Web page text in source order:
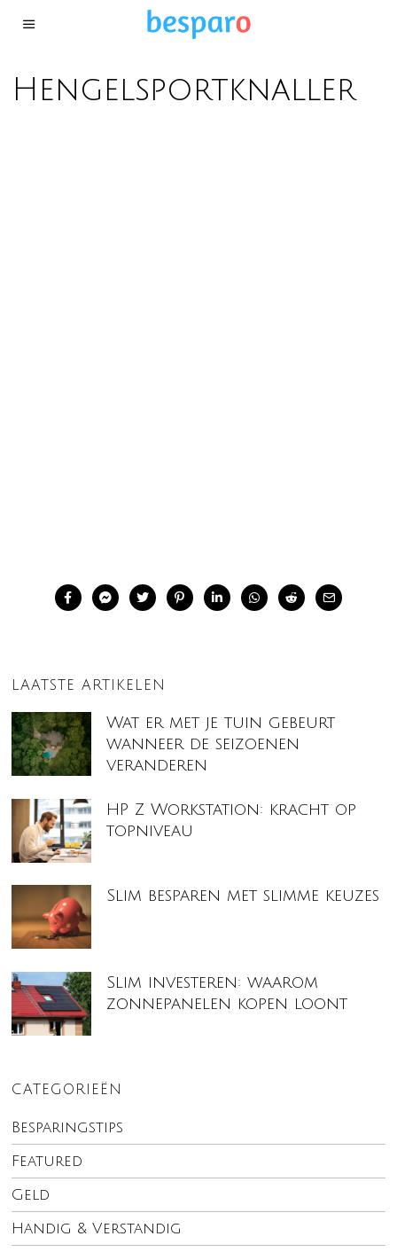
Hengelsportknaller
LAATSTE ARTIKELEN
Wat er met je tuin gebeurt
wanneer de seizoenen
veranderen
HP Z Workstation: kracht op
topniveau
Slim besparen met slimme keuzes
Slim investeren: waarom
zonnepanelen kopen loont
CATEGORIEËN
Besparingstips
Featured
Geld
Handig & Verstandig